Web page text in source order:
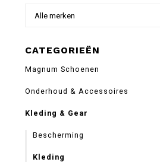
CATEGORIEËN
Magnum Schoenen
Onderhoud & Accessoires
Kleding & Gear
Bescherming
Kleding